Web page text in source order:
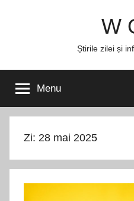
W
Știrile zilei și
Menu
Zi: 28 mai 2025